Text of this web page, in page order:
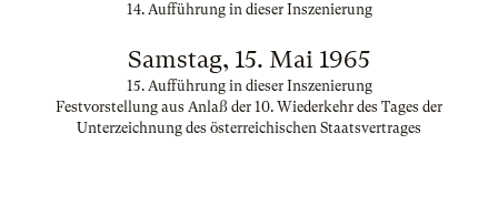
14. Aufführung in dieser Inszenierung
Samstag, 15. Mai 1965
15. Aufführung in dieser Inszenierung
Festvorstellung aus Anlaß der 10. Wiederkehr des Tages der
Unterzeichnung des österreichischen Staatsvertrages